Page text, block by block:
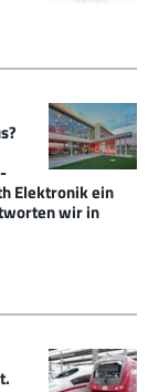
Elektronik ein
wir in